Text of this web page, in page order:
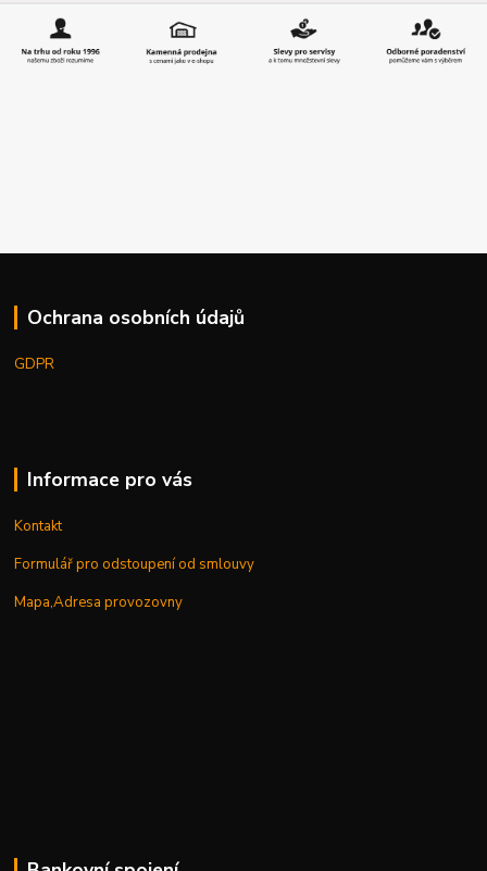
Ochrana osobních údajů
GDPR
Informace pro vás
Kontakt
Formulář pro odstoupení od smlouvy
Mapa,Adresa provozovny